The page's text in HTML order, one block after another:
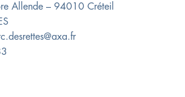
Allende – 94010 Créteil